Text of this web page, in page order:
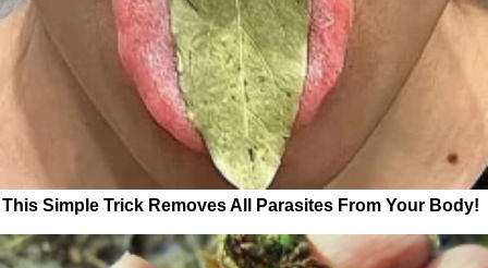
This Simple Trick Removes All Parasites From Your Body!